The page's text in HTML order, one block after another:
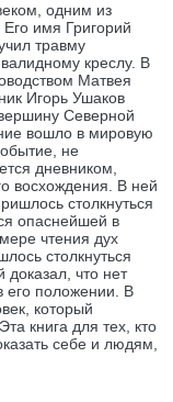
одним из
имя Григорий
травму
креслу. В
Матвея
Игорь Ушаков
Северной
вошло в мировую
не
дневником,
восхождения. В ней
столкнуться
опаснейшей в
чтения дух
столкнуться
что нет
его положении. В
который
книга для тех, кто
себе и людям,